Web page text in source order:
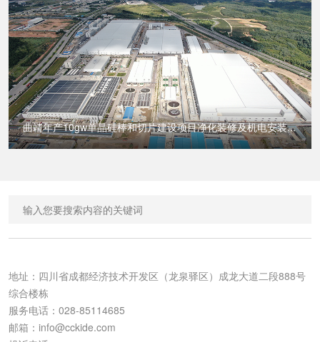
曲靖年产10gw单晶硅棒和切片建设项目净化装修及机电安装...
地址：四川省成都经济技术开发区（龙泉驿区）成龙大道二段888号
综合楼栋
服务电话：028-85114685
邮箱： info@cckide.com